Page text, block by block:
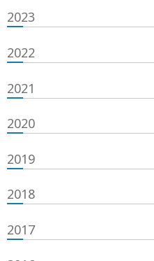
2023
2022
2021
2020
2019
2018
2017